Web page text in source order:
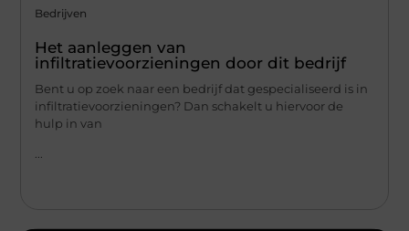
Bedrijven
Het aanleggen van
infiltratievoorzieningen door dit bedrijf
Bent u op zoek naar een bedrijf dat gespecialiseerd is in
infiltratievoorzieningen? Dan schakelt u hiervoor de
hulp in van